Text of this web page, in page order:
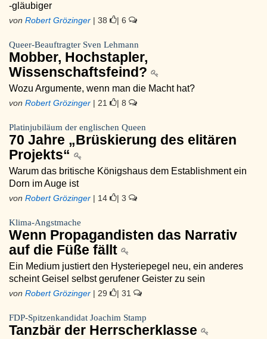
-gläubiger
von Robert Grözinger | 38 | 6
Queer-Beauftragter Sven Lehmann
Mobber, Hochstapler,
Wissenschaftsfeind?
Wozu Argumente, wenn man die Macht hat?
von Robert Grözinger | 21 | 8
Platinjubiläum der englischen Queen
70 Jahre „Brüskierung des elitären
Projekts“
Warum das britische Königshaus dem Establishment ein
Dorn im Auge ist
von Robert Grözinger | 14 | 3
Klima-Angstmache
Wenn Propagandisten das Narrativ
auf die Füße fällt
Ein Medium justiert den Hysteriepegel neu, ein anderes
scheint Geisel selbst gerufener Geister zu sein
von Robert Grözinger | 29 | 31
FDP-Spitzenkandidat Joachim Stamp
Tanzbär der Herrscherklasse